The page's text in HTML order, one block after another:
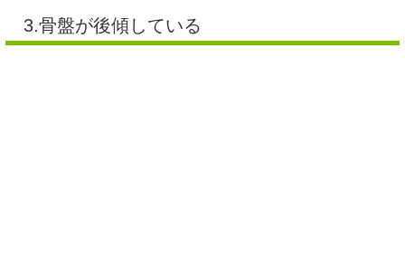
3.骨盤が後傾している